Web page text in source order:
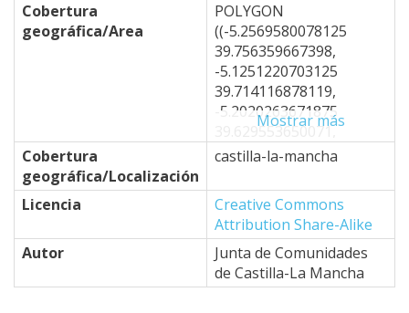
Cobertura
geográfica/Area
POLYGON
((-5.2569580078125
39.756359667398,
-5.1251220703125
39.714116878119,
-5.2020263671875
39.629553650071,
-4.8724365234375
-4.6746826171875
39.50251479253,
-4.7076416015625
39.264753301887,
-4.6966552734375
39.196672742478,
Mostrar más
Cobertura
geográfica/Localización
castilla-la-mancha
Licencia
Creative Commons
Attribution Share-Alike
Autor
Junta de Comunidades
de Castilla-La Mancha